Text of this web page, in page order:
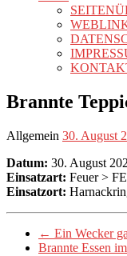
Brannte
Allgemein 30. August
Datum: 30. August
Einsatzart: Feuer >
Einsatzort:
← Ein Wecker
Brannte Essen